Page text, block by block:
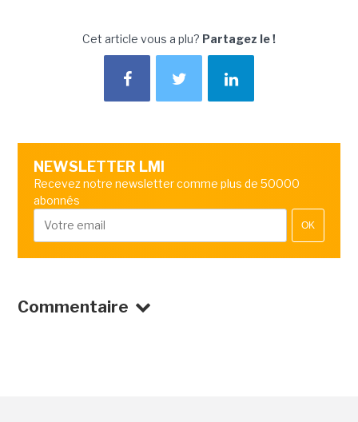
Cet article vous a plu? Partagez le !
NEWSLETTER LMI
Recevez notre newsletter comme plus de 50000
abonnés
OK
Commentaire